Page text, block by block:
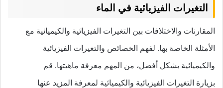
التغيرات الفيزيائية في الماء
المقارنات والاختلافات بين التغيرات الفيزيائية والكيميائية مع
الأمثلة الخاصة بها. لفهم الخصائص والتغيرات الفيزيائية
والكيميائية بشكل أفضل، من المهم معرفة ماهيتها. قم
بزيارة التغيرات الفيزيائية والكيميائية لمعرفة المزيد عنها